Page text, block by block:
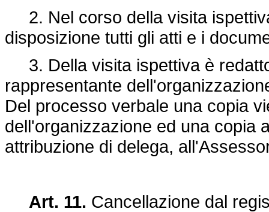
2. Nel corso della visita
disposizione tutti gli atti e i
3. Della visita ispettiva è
rappresentante
Del processo verbale una copia
dell'organizzazione ed una copia
attribuzione di delega,
Art. 11. Cancellazione dal